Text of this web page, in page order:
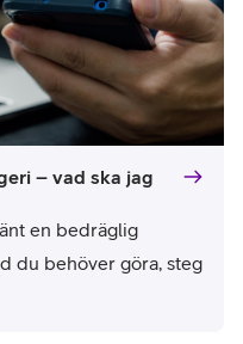
– vad ska jag
en bedräglig
du behöver göra, steg